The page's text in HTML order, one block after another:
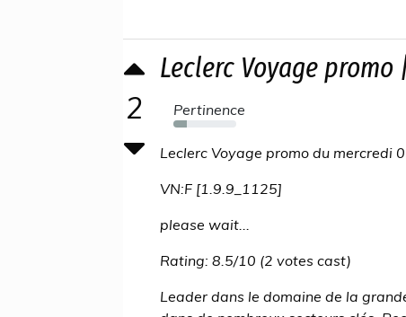
2
Leclerc Voyage promo
Pertinence
22%
Leclerc Voyage promo du mercredi
VN:F [1.9.9_1125]
please wait...
Rating: 8.5/10 (2 votes cast)
Leader dans le domaine de la